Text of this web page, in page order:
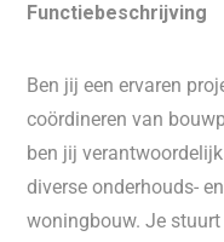
Functiebeschrijving
Ben jij een ervaren
coördineren van
ben jij
diverse onderhouds-
woningbouw. Je